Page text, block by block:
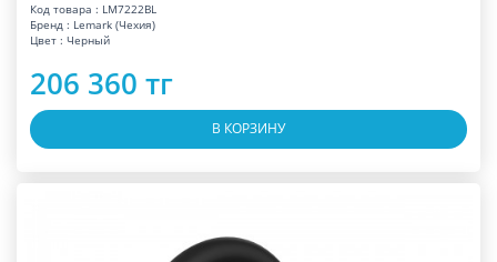
Код товара : LM7222BL
Бренд : Lemark (Чехия)
Цвет : Черный
206 360 тг
В КОРЗИНУ